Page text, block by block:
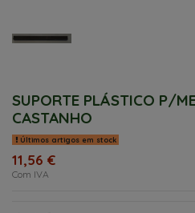
SUPORTE PLÁSTICO P/
CASTANHO
Últimos artigos em stock
11,56 €
Com IVA